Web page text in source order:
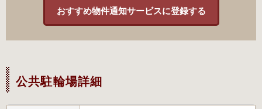
おすすめ物件通知サービスに登録する
公共駐輪場詳細